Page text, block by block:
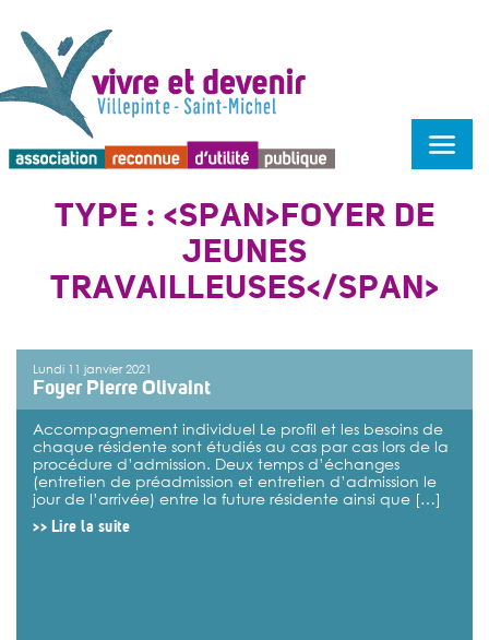
TYPE : <SPAN>FOYER DE
JEUNES
TRAVAILLEUSES</SPAN>
Lundi 11 janvier 2021
Foyer Pierre Olivaint
Accompagnement individuel Le profil et les besoins de
chaque résidente sont étudiés au cas par cas lors de la
procédure d’admission. Deux temps d’échanges
(entretien de préadmission et entretien d’admission le
jour de l’arrivée) entre la future résidente ainsi que […]
>> Lire la suite